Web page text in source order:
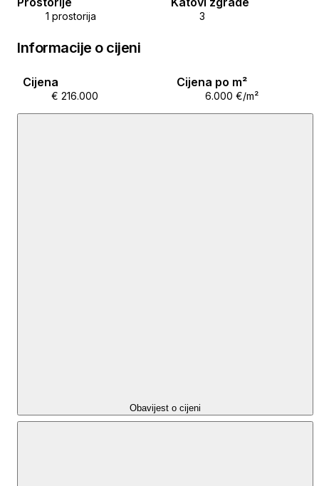
Agent s licencom
Tel: +385 99 864 9125
www.costa-nekretnine.hr
1 prostorija 3
Informacije o cijeni
Cijena
€ 216.000
Cijena po m²
6.000 €/m²
Obavijest o cijeni